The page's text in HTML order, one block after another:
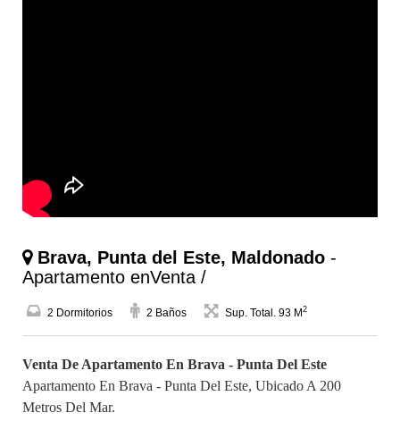
Brava, Punta del Este, Maldonado -
Apartamento enVenta /
2 Dormitorios 2 Baños Sup. Total. 93 M2
Venta De Apartamento En Brava - Punta Del Este
Apartamento En Brava - Punta Del Este, Ubicado A 200
Metros Del Mar.